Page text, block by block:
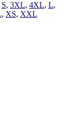
S, 3XL, 4XL, L,
, XS, XXL